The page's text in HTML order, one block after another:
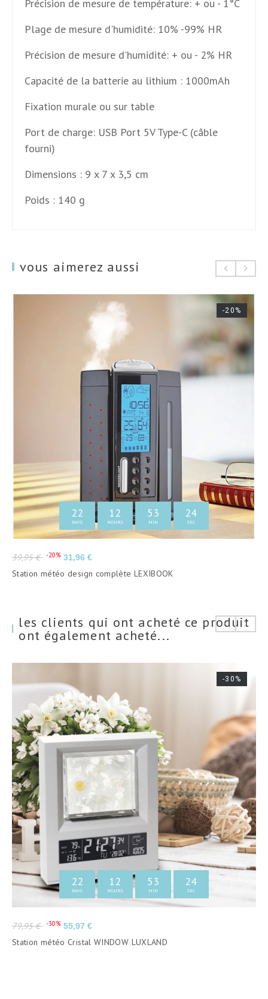
Précision de mesure de température: + ou - 1°C
Plage de mesure d'humidité: 10% -99% HR
Précision de mesure d'humidité: + ou - 2% HR
Capacité de la batterie au lithium : 1000mAh
Fixation murale ou sur table
Port de charge: USB Port 5V Type-C (câble
fourni)
Dimensions : 9 x 7 x 3,5 cm
Poids : 140 g
vous aimerez aussi
22
DAYS
12
HOURS
53
MIN
23
SEC
-20%
Prix
de
base
39,95 € -20% Prix
31,96 €
Station météo design complète LEXIBOOK
les clients qui ont acheté ce produit
ont également acheté...
22
DAYS
12
HOURS
53
MIN
23
SEC
-30%
Prix
de
base
79,95 € -30% Prix
55,97 €
Station météo Cristal WINDOW LUXLAND